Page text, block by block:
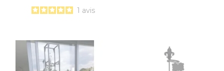
1 avis